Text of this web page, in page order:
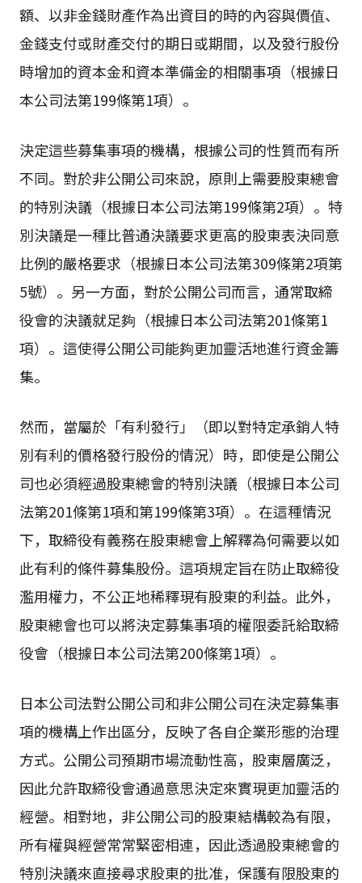
額、以非金錢財產作為出資目的時的內容與價值、
金錢支付或財產交付的期日或期間，以及發行股份
時增加的資本金和資本準備金的相關事項（根據日
本公司法第199條第1項）。
決定這些募集事項的機構，根據公司的性質而有所
不同。對於非公開公司來說，原則上需要股東總會
的特別決議（根據日本公司法第199條第2項）。特
別決議是一種比普通決議要求更高的股東表決同意
比例的嚴格要求（根據日本公司法第309條第2項第
5號）。另一方面，對於公開公司而言，通常取締
役會的決議就足夠（根據日本公司法第201條第1
項）。這使得公開公司能夠更加靈活地進行資金籌
集。
然而，當屬於「有利發行」（即以對特定承銷人特
別有利的價格發行股份的情況）時，即使是公開公
司也必須經過股東總會的特別決議（根據日本公司
法第201條第1項和第199條第3項）。在這種情況
下，取締役有義務在股東總會上解釋為何需要以如
此有利的條件募集股份。這項規定旨在防止取締役
濫用權力，不公正地稀釋現有股東的利益。此外，
股東總會也可以將決定募集事項的權限委託給取締
役會（根據日本公司法第200條第1項）。
日本公司法對公開公司和非公開公司在決定募集事
項的機構上作出區分，反映了各自企業形態的治理
方式。公開公司預期市場流動性高，股東層廣泛，
因此允許取締役會通過意思決定來實現更加靈活的
經營。相對地，非公開公司的股東結構較為有限，
所有權與經營常常緊密相連，因此透過股東總會的
特別決議來直接尋求股東的批准，保護有限股東的